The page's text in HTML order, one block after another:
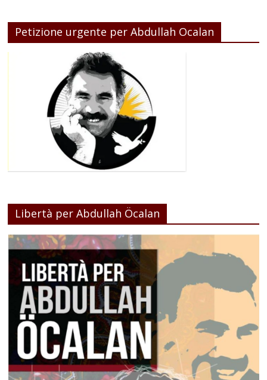
Petizione urgente per Abdullah Ocalan
Libertà per Abdullah Öcalan